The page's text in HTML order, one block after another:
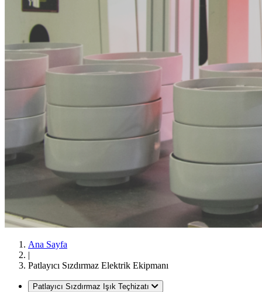
Ana Sayfa
|
Patlayıcı Sızdırmaz Elektrik Ekipmanı
Patlayıcı Sızdırmaz Işık Teçhizatı